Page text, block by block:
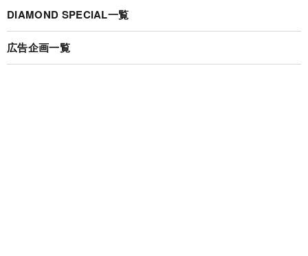
DIAMOND SPECIAL一覧
広告企画一覧